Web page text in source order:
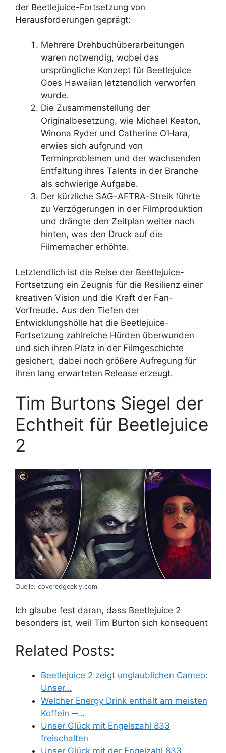
der Beetlejuice-Fortsetzung von
Herausforderungen geprägt:
Mehrere Drehbuchüberarbeitungen
waren notwendig, wobei das
ursprüngliche Konzept für Beetlejuice
Goes Hawaiian letztendlich verworfen
wurde.
Die Zusammenstellung der
Originalbesetzung, wie Michael Keaton,
Winona Ryder und Catherine O’Hara,
erwies sich aufgrund von
Terminproblemen und der wachsenden
Entfaltung ihres Talents in der Branche
als schwierige Aufgabe.
Der kürzliche SAG-AFTRA-Streik führte
zu Verzögerungen in der Filmproduktion
und drängte den Zeitplan weiter nach
hinten, was den Druck auf die
Filmemacher erhöhte.
Letztendlich ist die Reise der Beetlejuice-
Fortsetzung ein Zeugnis für die Resilienz einer
kreativen Vision und die Kraft der Fan-
Vorfreude. Aus den Tiefen der
Entwicklungshölle hat die Beetlejuice-
Fortsetzung zahlreiche Hürden überwunden
und sich ihren Platz in der Filmgeschichte
gesichert, dabei noch größere Aufregung für
ihren lang erwarteten Release erzeugt.
Tim Burtons Siegel der
Echtheit für Beetlejuice
2
Quelle: coveredgeekly.com
Ich glaube fest daran, dass Beetlejuice 2
besonders ist, weil Tim Burton sich konsequent
Related Posts:
Beetlejuice 2 zeigt unglaublichen Cameo:
Unser…
Welcher Energy Drink enthält am meisten
Koffein ─…
Unser Glück mit Engelszahl 833
freischalten